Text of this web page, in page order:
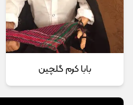
بابا کرم گلچین